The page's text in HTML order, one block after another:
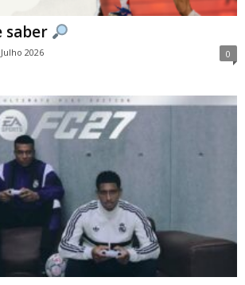
saber
2026 0